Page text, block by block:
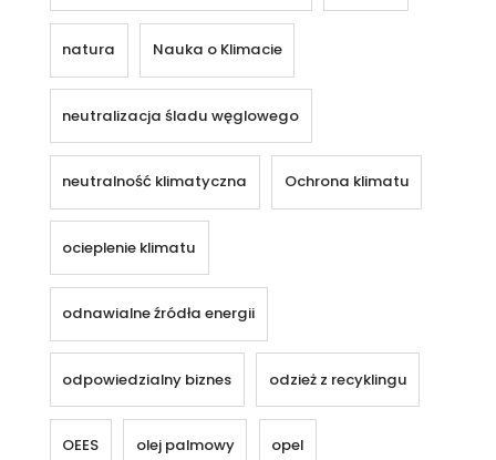
natura Nauka o Klimacie
neutralizacja śladu węglowego
neutralność klimatyczna Ochrona klimatu
ocieplenie klimatu
odnawialne źródła energii
odpowiedzialny biznes odzież z recyklingu
OEES olej palmowy opel